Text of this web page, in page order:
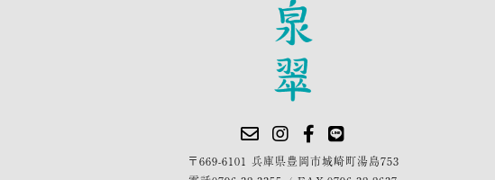
〒669-6101 兵庫県豊岡市城崎町湯島753